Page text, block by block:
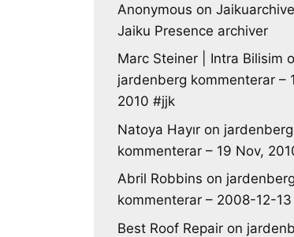
Anonymous on
Jaiku Presence archiver
Marc Steiner | Intra Bilisim
jardenberg kommenterar –
2010 #jjk
Natoya Hayır on jardenberg
kommenterar – 19 Nov,
Abril Robbins on jardenberg
kommenterar – 2008-12-13
Best Roof Repair on